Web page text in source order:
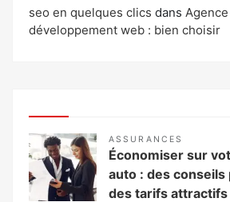
seo en quelques clics dans
développement web : bien choisir
ASSURANCES
Économiser sur
auto : des
des tarifs attractifs